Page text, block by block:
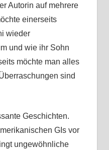
Autorin auf mehrere
einerseits
wieder
und wie ihr Sohn
möchte man alles
sind
Geschichten.
GIs vor
ungewöhnliche